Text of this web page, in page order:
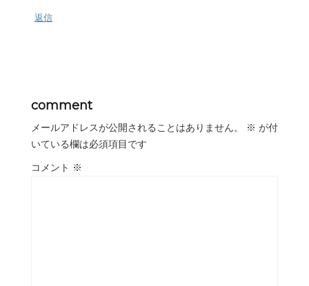
返信
comment
メールアドレスが公開されることはありません。 ※ が付
いている欄は必須項目です
コメント ※